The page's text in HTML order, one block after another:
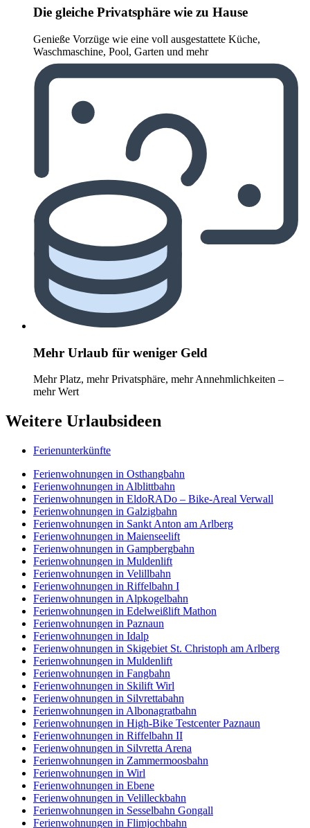
Die gleiche Privatsphäre wie zu Hause
Genieße Vorzüge wie eine voll ausgestattete Küche,
Waschmaschine, Pool, Garten und mehr
Mehr Urlaub für weniger Geld
Mehr Platz, mehr Privatsphäre, mehr Annehmlichkeiten –
mehr Wert
Weitere Urlaubsideen
Ferienunterkünfte
Ferienwohnungen in Osthangbahn
Ferienwohnungen in Alblittbahn
Ferienwohnungen in EldoRADo – Bike-Areal Verwall
Ferienwohnungen in Galzigbahn
Ferienwohnungen in Sankt Anton am Arlberg
Ferienwohnungen in Maienseelift
Ferienwohnungen in Gampbergbahn
Ferienwohnungen in Muldenlift
Ferienwohnungen in Velillbahn
Ferienwohnungen in Riffelbahn I
Ferienwohnungen in Alpkogelbahn
Ferienwohnungen in Edelweißlift Mathon
Ferienwohnungen in Paznaun
Ferienwohnungen in Idalp
Ferienwohnungen in Skigebiet St. Christoph am Arlberg
Ferienwohnungen in Muldenlift
Ferienwohnungen in Fangbahn
Ferienwohnungen in Skilift Wirl
Ferienwohnungen in Silvrettabahn
Ferienwohnungen in Albonagratbahn
Ferienwohnungen in High-Bike Testcenter Paznaun
Ferienwohnungen in Riffelbahn II
Ferienwohnungen in Silvretta Arena
Ferienwohnungen in Zammermoosbahn
Ferienwohnungen in Wirl
Ferienwohnungen in Ebene
Ferienwohnungen in Velilleckbahn
Ferienwohnungen in Sesselbahn Gongall
Ferienwohnungen in Flimjochbahn